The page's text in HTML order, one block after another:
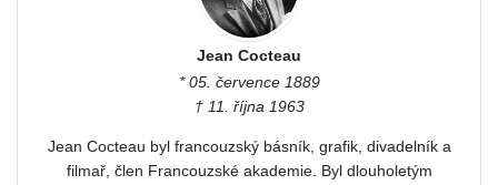
Jean Cocteau
* 05. července 1889
† 11. října 1963
Jean Cocteau byl francouzský básník, grafik, divadelník a
filmař, člen Francouzské akademie. Byl dlouholetým